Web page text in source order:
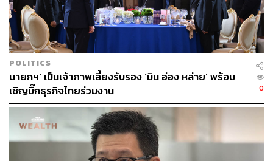
ส่วน KKP มีกำไรต่ำกว่าคาดในไตรมาส 4 จากการตั้งสำรอง
700 ล้านบาท จากกรณีของหุ้น บมจ.มอร์ รีเทิร์น (MORE)
แม้ว่ากำไรจากการดำเนินงานปกติจะทำได้ตามคาด หนุน
จากค่าธรรมเนียมวาณิชธนกิจ แต่ NPL และผลขาดทุนจาก
รถยึดที่เพิ่มขึ้น 3 ไตรมาสติดกันเป็นสิ่งที่น่ากังวล
“ตอนนี้หุ้นแบงก์กระจายซื้อทุกตัวไม่ได้ ต้องเลือกบางตัวที่
ปลอดภัย เช่น KTB ที่คุณภาพสินทรัพย์ยังดี และมี ROE ราว
8% ขณะที่ SCB และ KKP ยังไม่น่าสนใจ การปรับฐานรอบนี้
เป็นโอกาสซื้อ แต่ไม่ใช่ทุกตัว อย่าง BBL ที่ร่วงลงมาเมื่อวัน
POLITICS
นายกฯ’ เป็นเจ้าภาพเลี้ยงรับรอง ‘มิน อ่อง หล่าย’ พร้อม
เชิญบิ๊กธุรกิจไทยร่วมงาน
0